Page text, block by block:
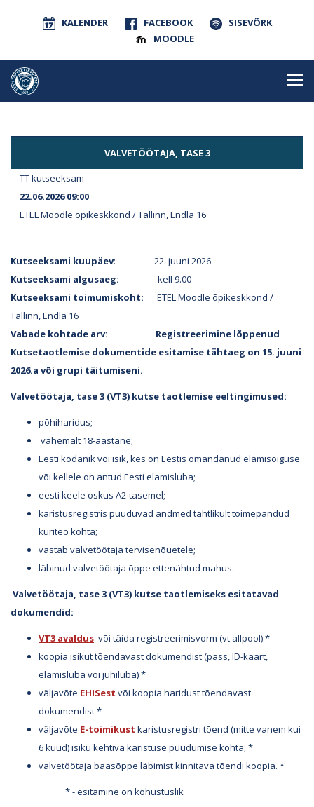
KALENDER FACEBOOK
SISEVÕRK
MOODLE
VALVETÖÖTAJA, TASE 3
TT kutseeksam
22.06.2026 09:00
ETEL Moodle õpikeskkond / Tallinn, Endla 16
Kutseeksami kuupäev: 22. juuni 2026
Kutseeksami algusaeg: kell 9.00
Kutseeksami toimumiskoht: ETEL Moodle õpikeskkond /
Tallinn, Endla 16
Vabade kohtade arv: Registreerimine lõppenud
Kutsetaotlemise dokumentide esitamise tähtaeg on 15. juuni
2026.a või grupi täitumiseni.
Valvetöötaja, tase 3 (VT3) kutse taotlemise eeltingimused:
põhiharidus;
vähemalt 18-aastane;
Eesti kodanik või isik, kes on Eestis omandanud elamisõiguse
või kellele on antud Eesti elamisluba;
eesti keele oskus A2-tasemel;
karistusregistris puuduvad andmed tahtlikult toimepandud
kuriteo kohta;
vastab valvetöötaja tervisenõuetele;
läbinud valvetöötaja õppe ettenähtud mahus.
Valvetöötaja, tase 3 (VT3) kutse taotlemiseks esitatavad
dokumendid:
VT3 avaldus või täida registreerimisvorm (vt allpool) *
koopia isikut tõendavast dokumendist (pass, ID-kaart,
elamisluba või juhiluba) *
väljavõte EHISest või koopia haridust tõendavast
dokumendist *
väljavõte E-toimikust karistusregistri tõend (mitte vanem kui
6 kuud) isiku kehtiva karistuse puudumise kohta; *
valvetöötaja baasõppe läbimist kinnitava tõendi koopia. *
* - esitamine on kohustuslik